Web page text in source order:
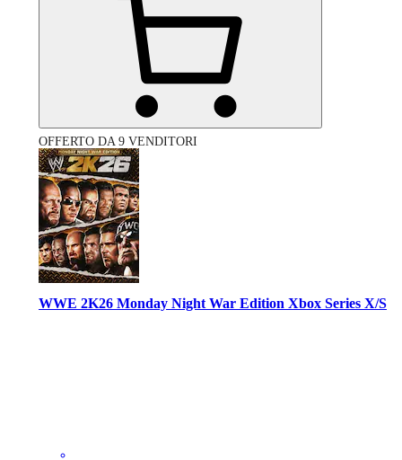
OFFERTO DA 9 VENDITORI
WWE 2K26 Monday Night War Edition Xbox Series X/S